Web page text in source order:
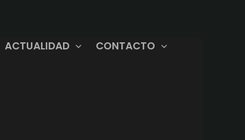
ACTUALIDAD CONTACTO